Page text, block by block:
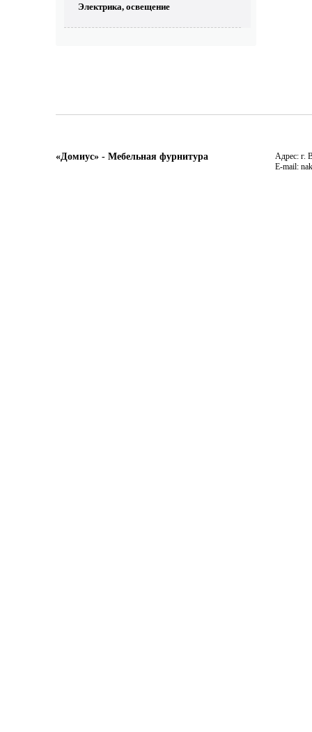
Электрика, освещение
«Домиус» - Мебельная фурнитура
Адрес: г.
E-mail: